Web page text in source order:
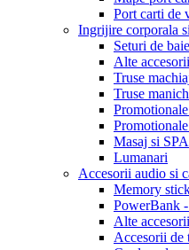
Port carti de
Ingrijire corporala
Seturi de baie
Alte
Truse
Truse
Masaj si SPA
Lumanari
Accesorii audio si
Memory
PowerBank
Alte
Accesorii de